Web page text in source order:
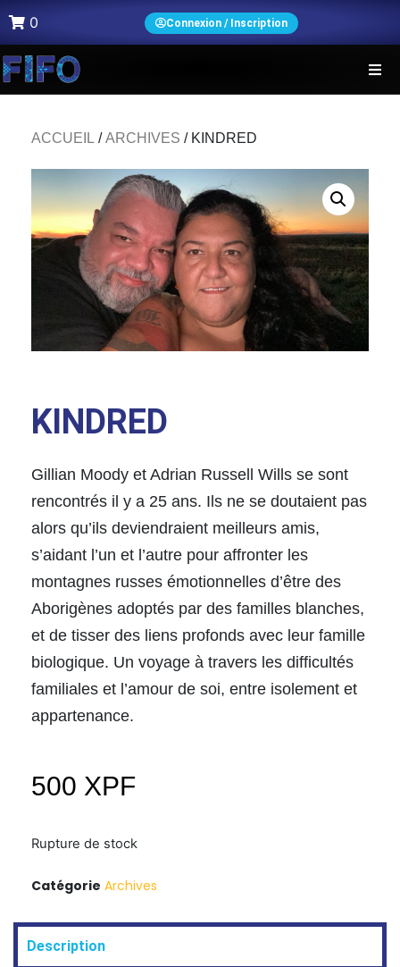
0 Connexion / Inscription
ACCUEIL /ARCHIVES / KINDRED
KINDRED
Gillian Moody et Adrian Russell Wills se sont
rencontrés il y a 25 ans. Ils ne se doutaient pas
alors qu’ils deviendraient meilleurs amis,
s’aidant l’un et l’autre pour affronter les
montagnes russes émotionnelles d’être des
Aborigènes adoptés par des familles blanches,
et de tisser des liens profonds avec leur famille
biologique. Un voyage à travers les difficultés
familiales et l’amour de soi, entre isolement et
appartenance.
500 XPF
Rupture de stock
Catégorie Archives
Description